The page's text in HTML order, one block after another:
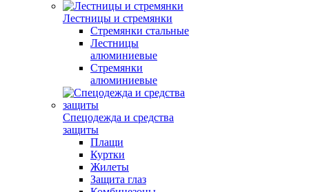
Лестницы и стремянки
Стремянки стальные
Лестницы
алюминиевые
Стремянки
алюминиевые
Спецодежда и средства
защиты
Плащи
Куртки
Жилеты
Защита глаз